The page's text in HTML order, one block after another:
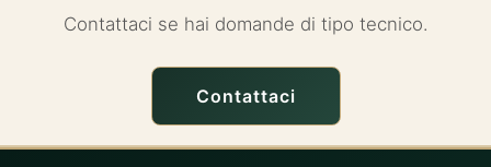
Contattaci se hai domande di tipo tecnico.
Contattaci